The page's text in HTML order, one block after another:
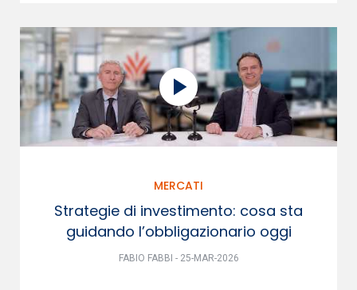
MERCATI
Strategie di investimento: cosa sta
guidando l’obbligazionario oggi
FABIO FABBI - 25-MAR-2026